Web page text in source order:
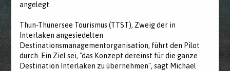
angelegt.
Thun-Thunersee Tourismus (TTST), Zweig der in
Interlaken angesiedelten
Destinationsmanagementorganisation, führt den Pilot
durch. Ein Ziel sei, "das Konzept dereinst für die ganze
Destination Interlaken zu übernehmen", sagt Michael